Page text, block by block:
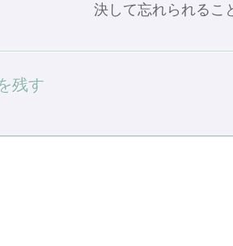
決して忘れられるこ
残す